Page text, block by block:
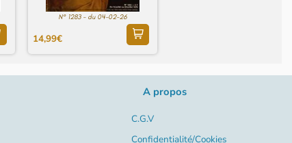
N° 1283 - du 04-02-26
14,99€
A propos
C.G.V
Confidentialité/Cookies